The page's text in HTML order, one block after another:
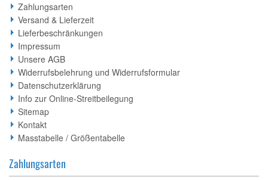
Zahlungsarten
Versand & Lieferzeit
Lieferbeschränkungen
Impressum
Unsere AGB
Widerrufsbelehrung und Widerrufsformular
Datenschutzerklärung
Info zur Online-Streitbeilegung
Sitemap
Kontakt
Masstabelle / Größentabelle
Zahlungsarten